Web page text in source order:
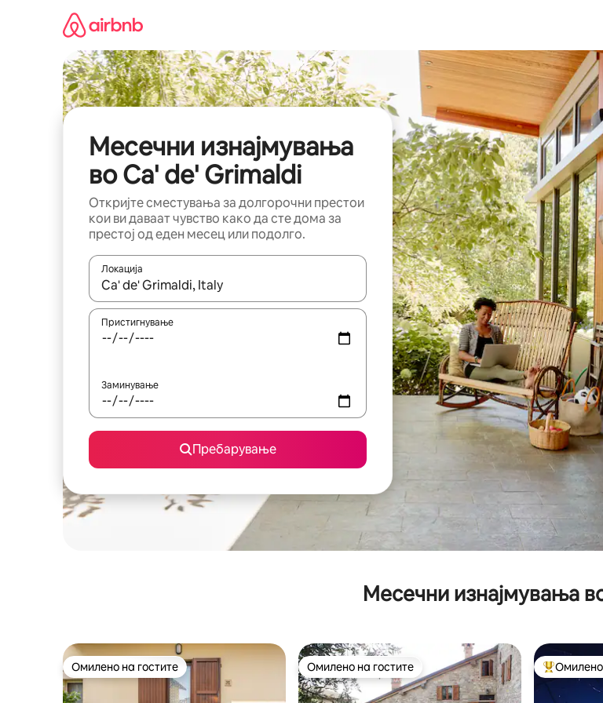
Месечни изнајмувања
во Ca' de' Grimaldi
Откријте сместувања за долгорочни престои
кои ви даваат чувство како да сте дома за
престој од еден месец или подолго.
Локација
Кога резултатите се достапни, движете се со копчињата со стрелки нагоре и надолу или
Пристигнување
Заминување
Пребарување
Месечни изнајмувања
Омилено на гостите
Омилено на гостите Омилено на гостите
Омилено на гостите МеѓуОмилено